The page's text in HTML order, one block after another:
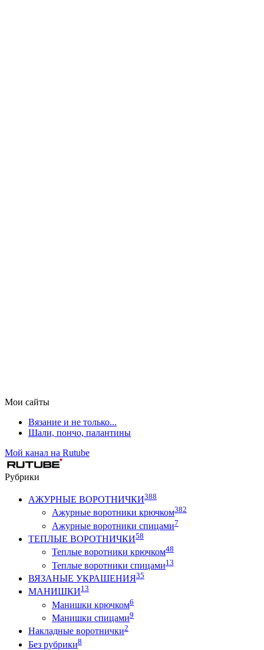
Мои сайты
Вязание и не только...
Шали, пончо, палантины
Мой канал на Rutube
Рубрики
АЖУРНЫЕ ВОРОТНИЧКИ388
Ажурные воротники крючком382
Ажурные воротники спицами7
ТЕПЛЫЕ ВОРОТНИЧКИ58
Теплые воротники крючком48
Теплые воротники спицами13
ВЯЗАНЫЕ УКРАШЕНИЯ35
МАНИШКИ13
Манишки крючком6
Манишки спицами9
Накладные воротнички2
Без рубрики8